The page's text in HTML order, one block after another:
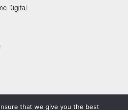
Digital
that we give you the best